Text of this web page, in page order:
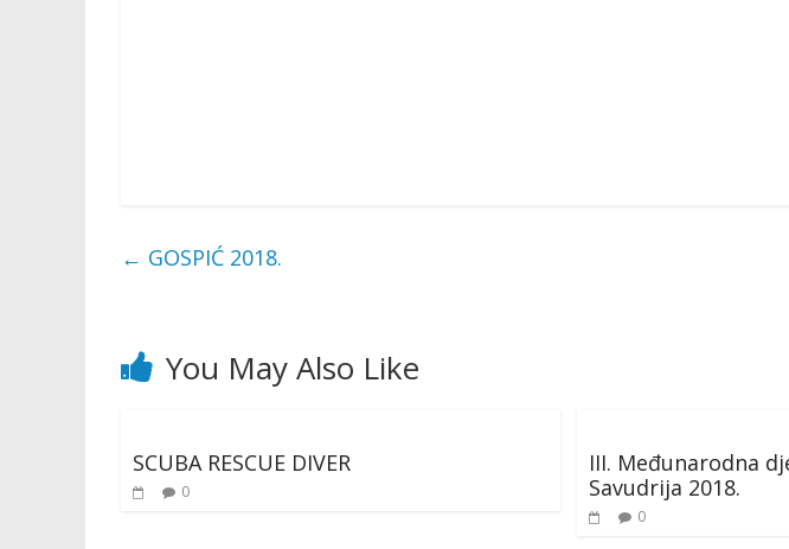
← GOSPIĆ 2018.
You May Also Like
SCUBA RESCUE DIVER
0
III. Međunarodna
Savudrija 2018.
0